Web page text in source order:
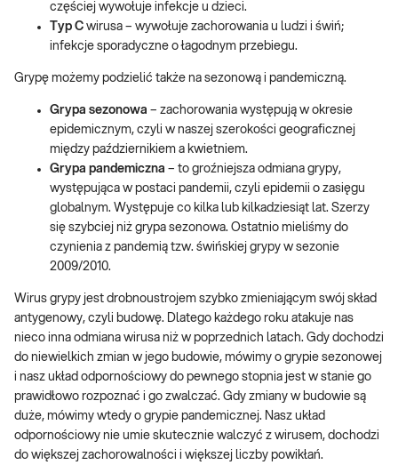
częściej wywołuje infekcje u dzieci.
Typ C wirusa – wywołuje zachorowania u ludzi i świń;
infekcje sporadyczne o łagodnym przebiegu.
Grypę możemy podzielić także na sezonową i pandemiczną.
Grypa sezonowa – zachorowania występują w okresie
epidemicznym, czyli w naszej szerokości geograficznej
między październikiem a kwietniem.
Grypa pandemiczna – to groźniejsza odmiana grypy,
występująca w postaci pandemii, czyli epidemii o zasięgu
globalnym. Występuje co kilka lub kilkadziesiąt lat. Szerzy
się szybciej niż grypa sezonowa. Ostatnio mieliśmy do
czynienia z pandemią tzw. świńskiej grypy w sezonie
2009/2010.
Wirus grypy jest drobnoustrojem szybko zmieniającym swój skład
antygenowy, czyli budowę. Dlatego każdego roku atakuje nas
nieco inna odmiana wirusa niż w poprzednich latach. Gdy dochodzi
do niewielkich zmian w jego budowie, mówimy o grypie sezonowej
i nasz układ odpornościowy do pewnego stopnia jest w stanie go
prawidłowo rozpoznać i go zwalczać. Gdy zmiany w budowie są
duże, mówimy wtedy o grypie pandemicznej. Nasz układ
odpornościowy nie umie skutecznie walczyć z wirusem, dochodzi
do większej zachorowalności i większej liczby powikłań.